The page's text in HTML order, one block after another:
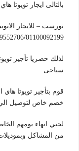
بالتالى ايجار تويوتا
تورست – للايجار
01100092199
سياحى
خصم خاص لتوصيل
لحتي انهاء يومهم
من المشاكل وبموديلات